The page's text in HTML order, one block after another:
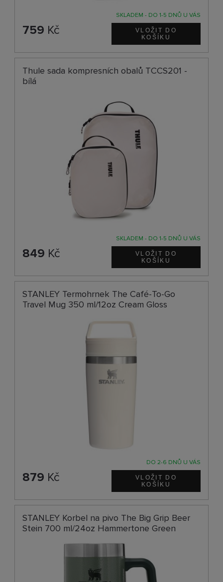
SKLADEM - DO 1-5 DNŮ U VÁS
759 Kč
Thule sada kompresních obalů TCCS201 -
bílá
SKLADEM - DO 1-5 DNŮ U VÁS
849 Kč
STANLEY Termohrnek The Café-To-Go
Travel Mug 350 ml/12oz Cream Gloss
DO 2-6 DNŮ U VÁS
879 Kč
STANLEY Korbel na pivo The Big Grip Beer
Stein 700 ml/24oz Hammertone Green